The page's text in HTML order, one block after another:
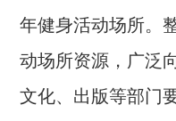
年健身活动场所。
动场所资源，广泛
文化、出版等部门